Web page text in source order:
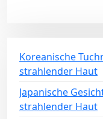
Koreanische
strahlender Haut
Japanische
strahlender Haut